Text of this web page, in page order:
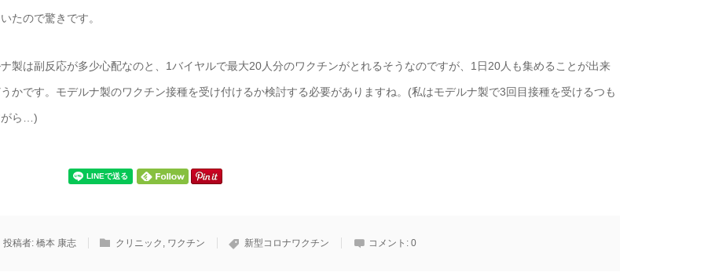
たので驚きです。
製は副反応が多少心配なのと、1バイヤルで最大20人分のワクチンがとれるそうなのですが、1日20人も集めることが出来
かです。モデルナ製のワクチン接種を受け付けるか検討する必要がありますね。(私はモデルナ製で3回目接種を受けるつも
がら…)
投稿者: 橋本 康志 クリニック , ワクチン 新型コロナワクチン コメント: 0